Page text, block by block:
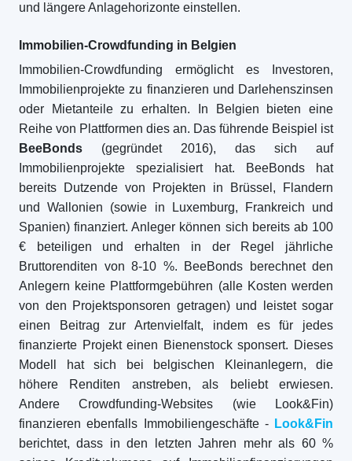
und längere Anlagehorizonte einstellen.
Immobilien-Crowdfunding in Belgien
Immobilien-Crowdfunding ermöglicht es Investoren,
Immobilienprojekte zu finanzieren und Darlehenszinsen
oder Mietanteile zu erhalten. In Belgien bieten eine
Reihe von Plattformen dies an. Das führende Beispiel ist
BeeBonds (gegründet 2016), das sich auf
Immobilienprojekte spezialisiert hat. BeeBonds hat
bereits Dutzende von Projekten in Brüssel, Flandern
und Wallonien (sowie in Luxemburg, Frankreich und
Spanien) finanziert. Anleger können sich bereits ab 100
€ beteiligen und erhalten in der Regel jährliche
Bruttorenditen von 8-10 %. BeeBonds berechnet den
Anlegern keine Plattformgebühren (alle Kosten werden
von den Projektsponsoren getragen) und leistet sogar
einen Beitrag zur Artenvielfalt, indem es für jedes
finanzierte Projekt einen Bienenstock sponsert. Dieses
Modell hat sich bei belgischen Kleinanlegern, die
höhere Renditen anstreben, als beliebt erwiesen.
Andere Crowdfunding-Websites (wie Look&Fin)
finanzieren ebenfalls Immobiliengeschäfte - Look&Fin
berichtet, dass in den letzten Jahren mehr als 60 %